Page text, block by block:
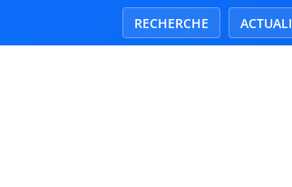
RECHERCHE